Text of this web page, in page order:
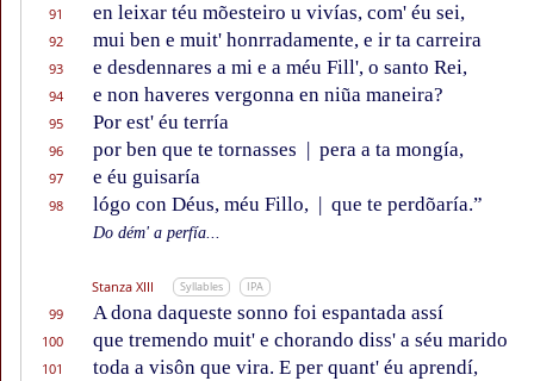
91 en leixar téu mõesteiro u vivías, com' éu sei,
92 mui ben e muit' honrradamente, e ir ta carreira
93 e desdennares a mi e a méu Fill', o santo Rei,
94 e non haveres vergonna en niũa maneira?
95 Por est' éu terría
96 por ben que te tornasses | pera a ta mongía,
97 e éu guisaría
98 lógo con Déus, méu Fillo, | que te perdõaría.”
Do dém' a perfía...
Stanza XIII Syllables IPA
99 A dona daqueste sonno foi espantada assí
100 que tremendo muit' e chorando diss' a séu marido
101 toda a visôn que vira. E per quant' éu aprendí,